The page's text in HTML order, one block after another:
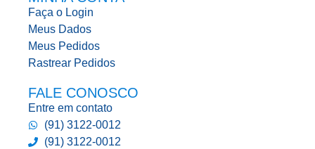
Faça o Login
Meus Dados
Meus Pedidos
Rastrear Pedidos
FALE CONOSCO
Entre em contato
(91) 3122-0012
(91) 3122-0012